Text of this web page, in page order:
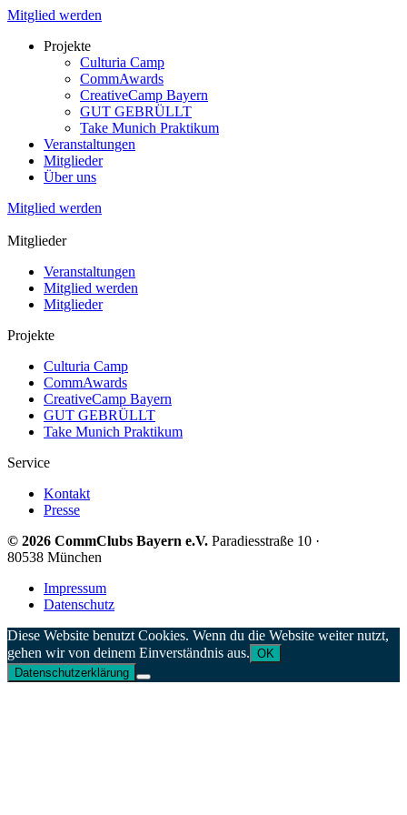
Mitglied werden
Projekte
Culturia Camp
CommAwards
CreativeCamp Bayern
GUT GEBRÜLLT
Take Munich Praktikum
Veranstaltungen
Mitglieder
Über uns
Mitglied werden
Mitglieder
Veranstaltungen
Mitglied werden
Mitglieder
Projekte
Culturia Camp
CommAwards
CreativeCamp Bayern
GUT GEBRÜLLT
Take Munich Praktikum
Service
Kontakt
Presse
© 2026 CommClubs Bayern e.V. Paradiesstraße 10 ·
80538 München
Impressum
Datenschutz
Diese Website benutzt Cookies. Wenn du die Website weiter nutzt,
gehen wir von deinem Einverständnis aus. OK
Datenschutzerklärung